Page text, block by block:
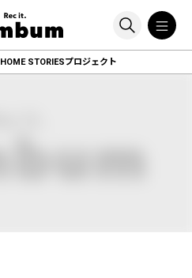
HOME STORIESプロジェクト